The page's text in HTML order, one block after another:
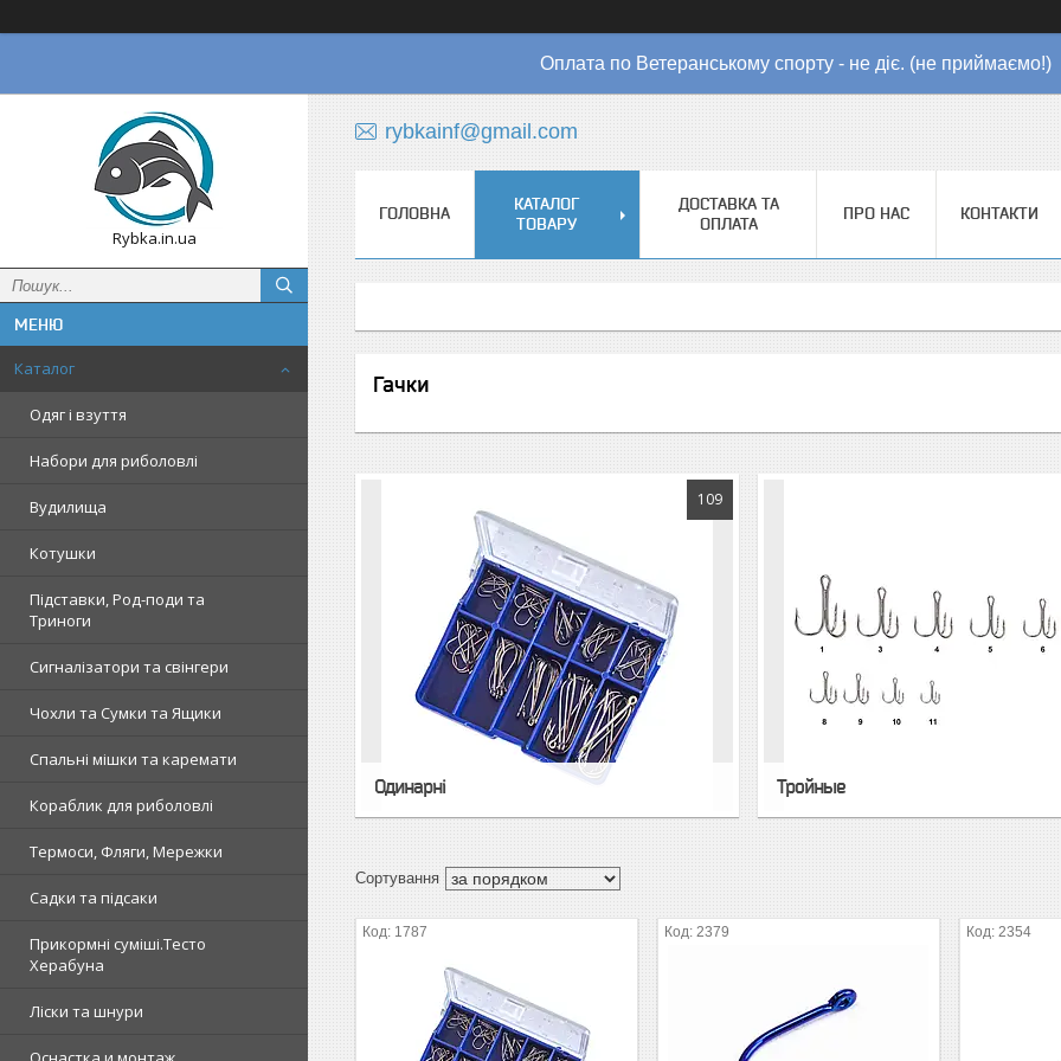
Оплата по Ветеранському спорту - не діє. (не приймаємо!)
Rybka.in.ua
Каталог
Одяг і взуття
Набори для риболовлі
Вудилища
Котушки
Підставки, Род-поди та
Триноги
Сигналізатори та свінгери
Чохли та Сумки та Ящики
Спальні мішки та каремати
Кораблик для риболовлі
Термоси, Фляги, Мережки
Садки та підсаки
Прикормні суміші.Тесто
Херабуна
Ліски та шнури
rybkainf@gmail.com
ГОЛОВНА
КАТАЛОГ
ТОВАРУ
ДОСТАВКА ТА
ОПЛАТА
ПРО НАС КОНТАКТИ
Гачки
109
Одинарні Тройные
1787 2379 2354